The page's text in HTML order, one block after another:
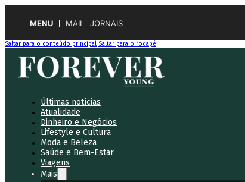
MENU MAIL JORNAIS
Saltar para o conteúdo principal Saltar para o rodapé
Últimas notícias
Atualidade
Dinheiro e Negócios
Lifestyle e Cultura
Moda e Beleza
Saúde e Bem-Estar
Viagens
Mais